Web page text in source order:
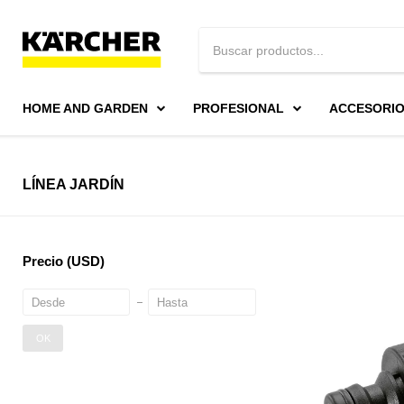
HOME AND GARDEN PROFESIONAL
LÍNEA JARDÍN
Precio (USD)
OK